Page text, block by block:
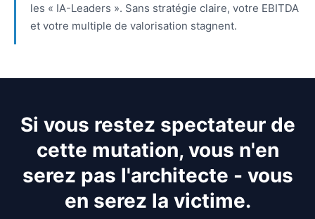
les « IA-Leaders ». Sans stratégie claire, votre EBITDA
et votre multiple de valorisation stagnent.
Si vous restez spectateur de
cette mutation, vous n'en
serez pas l'architecte - vous
en serez la victime.